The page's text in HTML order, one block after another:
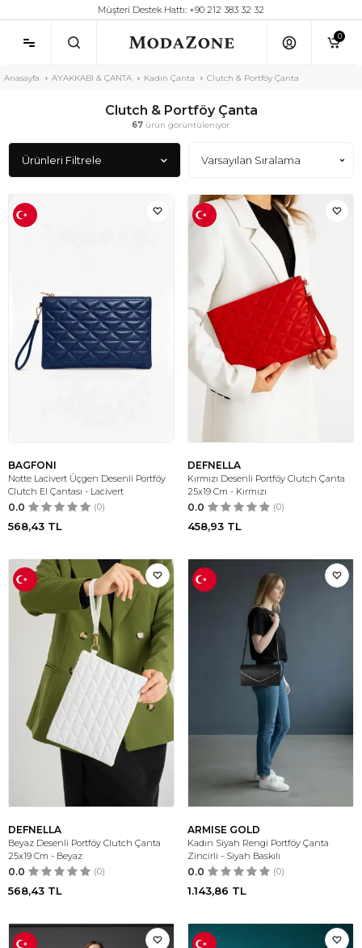
Müşteri Destek Hattı: +90 212 383 32 32
0
Anasayfa AYAKKABI & ÇANTA Kadın Çanta Clutch & Portföy Çanta
Clutch & Portföy Çanta
67ürün görüntüleniyor.
Ürünleri Filtrele
BAGFONI
Notte Lacivert Üçgen Desenli Portföy
Clutch El Çantası - Lacivert
0.0 (0)
568,43 TL
DEFNELLA
Kırmızı Desenli Portföy Clutch Çanta
25x19 Cm - Kırmızı
0.0 (0)
458,93 TL
DEFNELLA
Beyaz Desenli Portföy Clutch Çanta
25x19 Cm - Beyaz
0.0 (0)
568,43 TL
ARMISE GOLD
Kadın Siyah Rengi Portföy Çanta
Zincirli - Siyah Baskılı
0.0 (0)
1.143,86 TL